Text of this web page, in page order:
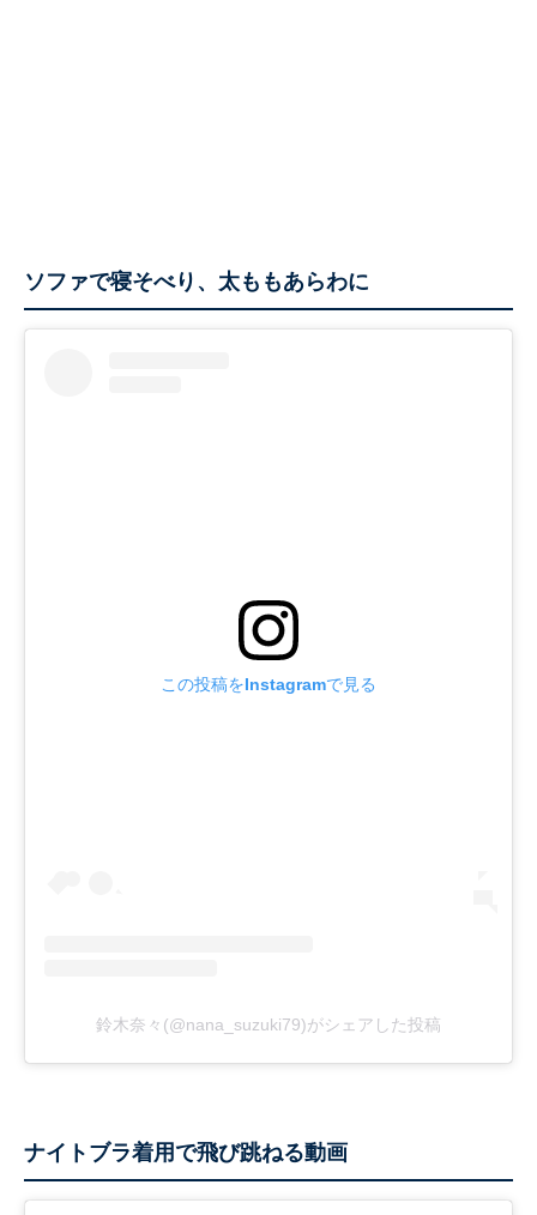
ソファで寝そべり、太ももあらわに
この投稿をInstagramで見る
鈴木奈々(@nana_suzuki79)がシェアした投稿
ナイトブラ着用で飛び跳ねる動画